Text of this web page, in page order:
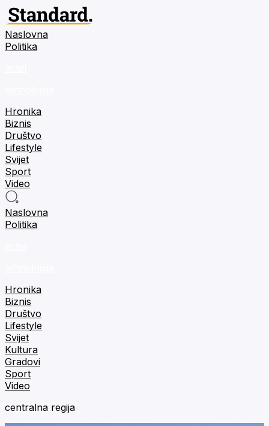
Naslovna
Politika
Hronika
Biznis
Društvo
Lifestyle
Svijet
Sport
Video
Naslovna
Politika
Hronika
Biznis
Društvo
Lifestyle
Svijet
Kultura
Gradovi
Sport
Video
centralna regija